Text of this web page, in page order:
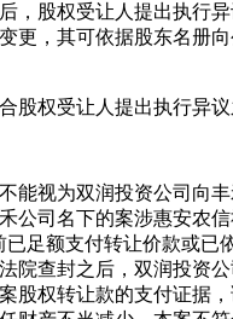
，股权受让人提出执行
更，其可依据股东名册
股权受让人提出执行异
能视为双润投资公司向
公司名下的案涉惠安农
足额支付转让价款或
院查封之后，双润投资
股权转让款的支付证据